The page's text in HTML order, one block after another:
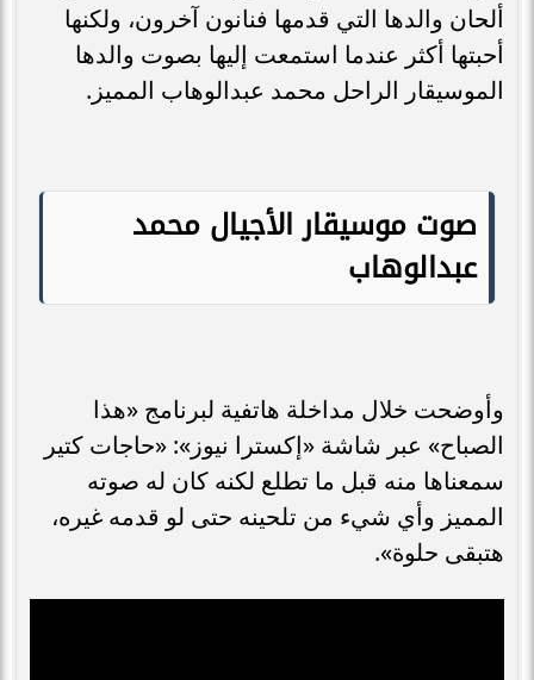
ألحان والدها التي قدمها فنانون آخرون، ولكنها
أحبتها أكثر عندما استمعت إليها بصوت والدها
الموسيقار الراحل محمد عبدالوهاب المميز.
صوت موسيقار الأجيال محمد
عبدالوهاب
وأوضحت خلال مداخلة هاتفية لبرنامج «هذا
الصباح» عبر شاشة «إكسترا نيوز»: «حاجات كتير
سمعناها منه قبل ما تطلع لكنه كان له صوته
المميز وأي شيء من تلحينه حتى لو قدمه غيره،
هتبقى حلوة».